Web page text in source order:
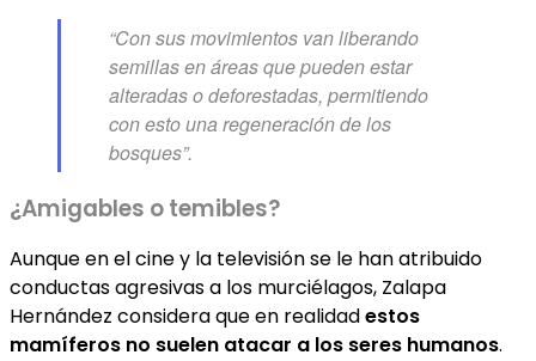
“Con sus movimientos van liberando
semillas en áreas que pueden estar
alteradas o deforestadas, permitiendo
con esto una regeneración de los
bosques”.
¿Amigables o temibles?
Aunque en el cine y la televisión se le han atribuido
conductas agresivas a los murciélagos, Zalapa
Hernández considera que en realidadestos
mamíferos no suelen atacar a los seres humanos.